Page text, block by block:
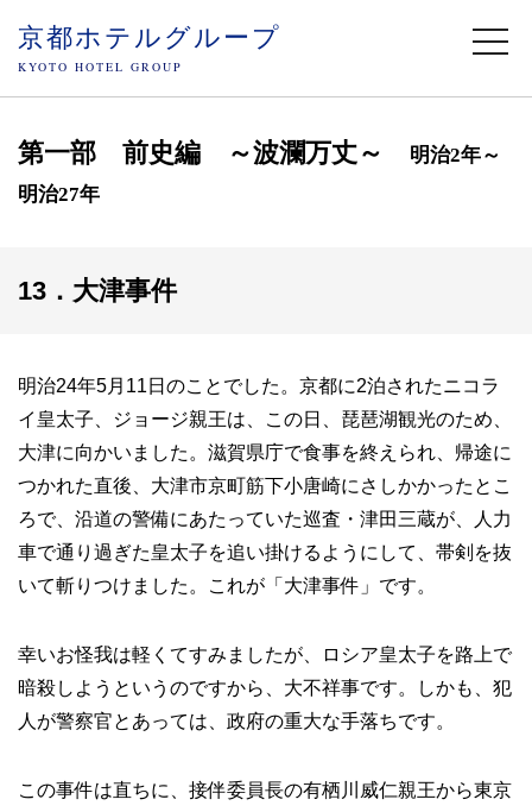
京都ホテルグループ
KYOTO HOTEL GROUP
第一部 前史編 ～波瀾万丈～
明治2年～
明治27年
13．大津事件
明治24年5月11日のことでした。京都に2泊されたニコラ
イ皇太子、ジョージ親王は、この日、琵琶湖観光のため、
大津に向かいました。滋賀県庁で食事を終えられ、帰途に
つかれた直後、大津市京町筋下小唐崎にさしかかったとこ
ろで、沿道の警備にあたっていた巡査・津田三蔵が、人力
車で通り過ぎた皇太子を追い掛けるようにして、帯剣を抜
いて斬りつけました。これが「大津事件」です。
幸いお怪我は軽くてすみましたが、ロシア皇太子を路上で
暗殺しようというのですから、大不祥事です。しかも、犯
人が警察官とあっては、政府の重大な手落ちです。
この事件は直ちに、接伴委員長の有栖川威仁親王から東京